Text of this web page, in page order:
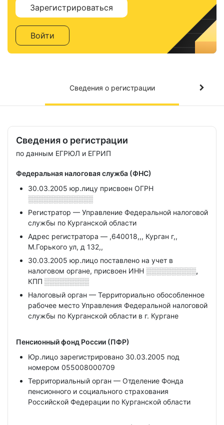
Зарегистрироваться
Войти
Сведения о регистрации
Сведения о регистрации
по данным ЕГРЮЛ и ЕГРИП
Федеральная налоговая служба (ФНС)
30.03.2005 юр.лицу присвоен ОГРН
░░░░░░░░░░░░░
Регистратор — Управление Федеральной налоговой
службы по Курганской области
Адрес регистратора — ,640018,,, Курган г,,
М.Горького ул, д 132,,
30.03.2005 юр.лицо поставлено на учет в
налоговом органе, присвоен ИНН ░░░░░░░░░░,
КПП ░░░░░░░░░
Налоговый орган — Территориально обособленное
рабочее место Управления Федеральной налоговой
службы по Курганской области в г. Кургане
Пенсионный фонд России (ПФР)
Юр.лицо зарегистрировано 30.03.2005 под
номером 055008000709
Территориальный орган — Отделение Фонда
пенсионного и социального страхования
Российской Федерации по Курганской области